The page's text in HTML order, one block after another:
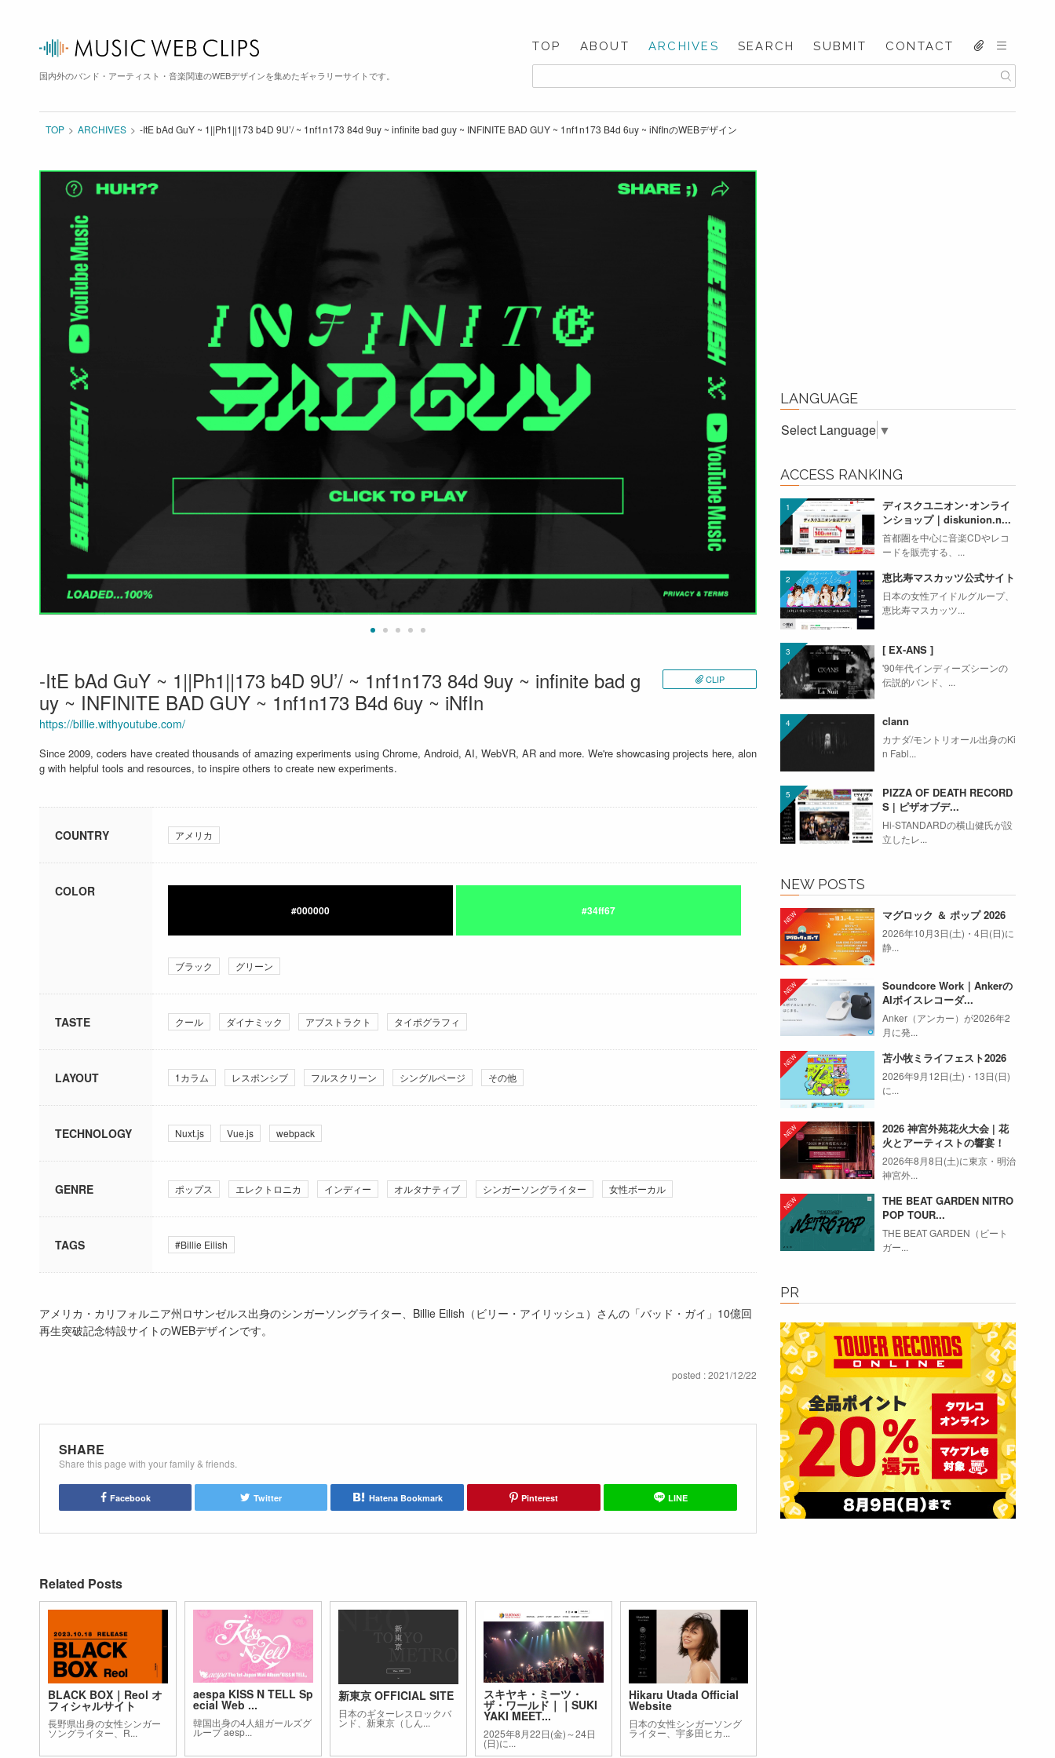
国内外のバンド・アーティスト・音楽関連のWEBデザインを集めたギャラリーサイトです。
TOP ABOUT ARCHIVES SEARCH SUBMIT CONTACT
TOP ARCHIVES -ItE bAd GuY ~ 1||Ph1||173 b4D 9U’/ ~ 1nf1n173 84d 9uy ~ infinite bad guy ~ INFINITE BAD GUY ~ 1nf1n173 B4d 6uy ~ iNfInのWEBデザイン
-ItE bAd GuY ~ 1||Ph1||173 b4D 9U’/ ~ 1nf1n173 84d 9uy ~ infinite bad g
uy ~ INFINITE BAD GUY ~ 1nf1n173 B4d 6uy ~ iNfIn
https://billie.withyoutube.com/
Since 2009, coders have created thousands of amazing experiments using Chrome, Android, AI, WebVR, AR and more. We're showcasing projects here, alon
g with helpful tools and resources, to inspire others to create new experiments.
CLIP
COUNTRY アメリカ
COLOR
#000000 #34ff67
ブラック グリーン
TASTE クール ダイナミック アブストラクト タイポグラフィ
LAYOUT 1カラム レスポンシブ フルスクリーン シングルページ その他
TECHNOLOGY Nuxt.js Vue.js webpack
GENRE ポップス エレクトロニカ インディー オルタナティブ シンガーソングライター 女性ボーカル
TAGS #Billie Eilish
アメリカ・カリフォルニア州ロサンゼルス出身のシンガーソングライター、Billie Eilish（ビリー・アイリッシュ）さんの「バッド・ガイ」10億回
再生突破記念特設サイトのWEBデザインです。
posted : 2021/12/22
SHARE
Share this page with your family & friends.
Facebook Twitter Hatena Bookmark Pinterest LINE
Related Posts
BLACK BOX｜Reol オ
フィシャルサイト
長野県出身の女性シンガー
ソングライター、R...
aespa KISS N TELL Sp
ecial Web ...
韓国出身の4人組ガールズグ
ループ aesp...
新東京 OFFICIAL SITE
日本のギターレスロックバ
ンド、新東京（しん...
スキヤキ・ミーツ・
ザ・ワールド｜｜SUKI
YAKI MEET...
2025年8月22日(金)～24日
(日)に...
Hikaru Utada Official
Website
日本の女性シンガーソング
ライター、宇多田ヒカ...
LANGUAGE
Select Language ▼
ACCESS RANKING
ディスクユニオン･オンライ
ンショップ｜diskunion.n...
首都圏を中心に音楽CDやレコ
ードを販売する、...
恵比寿マスカッツ公式サイト
日本の女性アイドルグループ、
恵比寿マスカッツ...
[ EX-ANS ]
'90年代インディーズシーンの
伝説的バンド、...
clann
カナダ/モントリオール出身のKi
n Fabl...
PIZZA OF DEATH RECORD
S | ピザオブデ...
Hi-STANDARDの横山健氏が設
立したレ...
NEW POSTS
マグロック ＆ ポップ 2026
2026年10月3日(土)・4日(日)に
静...
Soundcore Work｜Ankerの
AIボイスレコーダ...
Anker（アンカー）が2026年2
月に発...
苫小牧ミライフェスト2026
2026年9月12日(土)・13日(日)
に...
2026 神宮外苑花火大会 | 花
火とアーティストの響宴！
2026年8月8日(土)に東京・明治
神宮外...
THE BEAT GARDEN NITRO
POP TOUR...
THE BEAT GARDEN（ビート
ガー...
PR